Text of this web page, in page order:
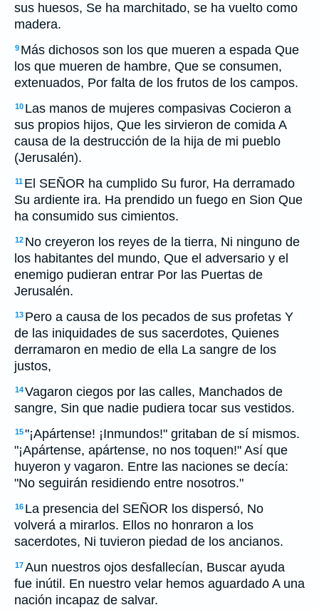
sus huesos, Se ha marchitado, se ha vuelto como
madera.
9 Más dichosos son los que mueren a espada Que
los que mueren de hambre, Que se consumen,
extenuados, Por falta de los frutos de los campos.
10 Las manos de mujeres compasivas Cocieron a
sus propios hijos, Que les sirvieron de comida A
causa de la destrucción de la hija de mi pueblo
(Jerusalén).
11 El SEÑOR ha cumplido Su furor, Ha derramado
Su ardiente ira. Ha prendido un fuego en Sion Que
ha consumido sus cimientos.
12 No creyeron los reyes de la tierra, Ni ninguno de
los habitantes del mundo, Que el adversario y el
enemigo pudieran entrar Por las Puertas de
Jerusalén.
13 Pero a causa de los pecados de sus profetas Y
de las iniquidades de sus sacerdotes, Quienes
derramaron en medio de ella La sangre de los
justos,
14Vagaron ciegos por las calles, Manchados de
sangre, Sin que nadie pudiera tocar sus vestidos.
15"¡Apártense! ¡Inmundos!" gritaban de sí mismos.
"¡Apártense, apártense, no nos toquen!" Así que
huyeron y vagaron. Entre las naciones se decía:
"No seguirán residiendo entre nosotros."
16 La presencia del SEÑOR los dispersó, No
volverá a mirarlos. Ellos no honraron a los
sacerdotes, Ni tuvieron piedad de los ancianos.
17Aun nuestros ojos desfallecían, Buscar ayuda
fue inútil. En nuestro velar hemos aguardado A una
nación incapaz de salvar.